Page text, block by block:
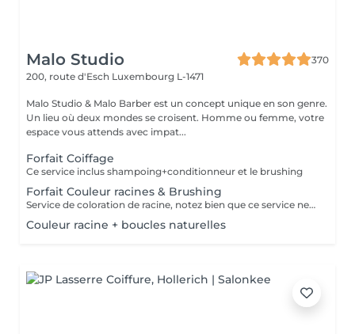
Malo Studio
370
200, route d'Esch Luxembourg L-1471
Malo Studio & Malo Barber est un concept unique en son genre.
Un lieu où deux mondes se croisent. Homme ou femme, votre
espace vous attends avec impat...
Forfait Coiffage
Ce service inclus shampoing+conditionneur et le brushing
Forfait Couleur racines & Brushing
Service de coloration de racine, notez bien que ce service ne permet pas d‘effectuer d’importants éclaircissements tel qu‘un balayage ou des mèches.
Couleur racine + boucles naturelles